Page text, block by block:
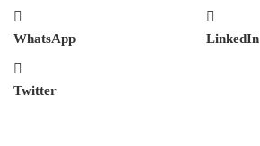
WhatsApp LinkedIn
Twitter